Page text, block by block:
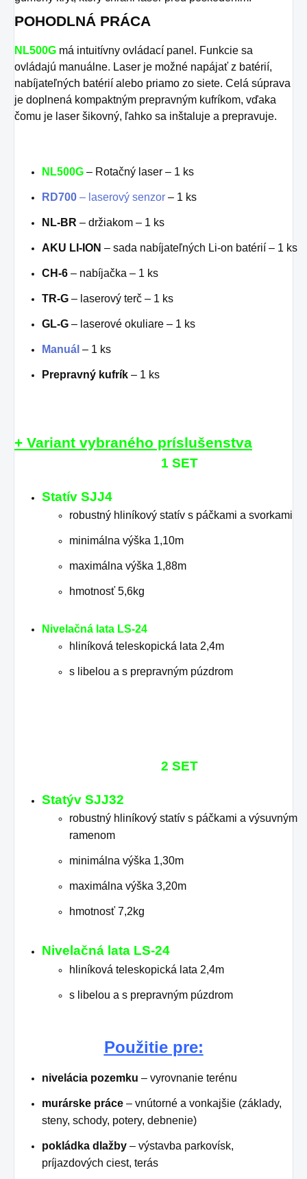
POHODLNÁ PRÁCA
NL500G má intuitívny ovládací panel. Funkcie sa
ovládajú manuálne. Laser je možné napájať z batérií,
nabíjateľných batérií alebo priamo zo siete. Celá súprava
je doplnená kompaktným prepravným kufríkom, vďaka
čomu je laser šikovný, ľahko sa inštaluje a prepravuje.
NL500G – Rotačný laser – 1 ks
RD700 – laserový senzor – 1 ks
NL-BR – držiakom – 1 ks
AKU LI-ION – sada nabíjateľných Li-on batérií – 1 ks
CH-6 – nabíjačka – 1 ks
TR-G – laserový terč – 1 ks
GL-G – laserové okuliare – 1 ks
Manuál – 1 ks
Prepravný kufrík – 1 ks
+ Variant vybraného príslušenstva
1 SET
Statív SJJ4
robustný hliníkový statív s páčkami a svorkami
minimálna výška 1,10m
maximálna výška 1,88m
hmotnosť 5,6kg
Nivelačná lata LS-24
hliníková teleskopická lata 2,4m
s libelou a s prepravným púzdrom
2 SET
Statýv SJJ32
robustný hliníkový statív s páčkami a výsuvným
ramenom
minimálna výška 1,30m
maximálna výška 3,20m
hmotnosť 7,2kg
Nivelačná lata LS-24
hliníková teleskopická lata 2,4m
s libelou a s prepravným púzdrom
Použitie pre:
nivelácia pozemku – vyrovnanie terénu
murárske práce – vnútorné a vonkajšie (základy,
steny, schody, potery, debnenie)
pokládka dlažby – výstavba parkovísk,
príjazdových ciest, terás